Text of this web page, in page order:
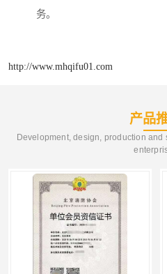
务。
http://www.mhqifu01.com
产品
Development, design, production